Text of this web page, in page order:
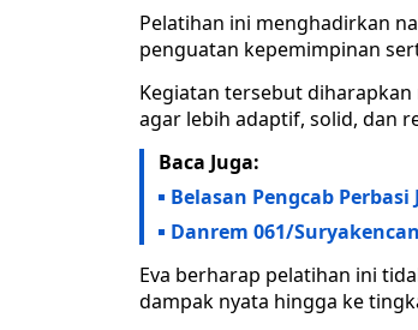
Pelatihan ini menghadirkan
penguatan kepemimpinan
Kegiatan tersebut
agar lebih adaptif, solid, dan
Baca Juga:
Belasan Pengcab
Danrem 061/
Eva berharap pelatihan ini
dampak nyata hingga ke